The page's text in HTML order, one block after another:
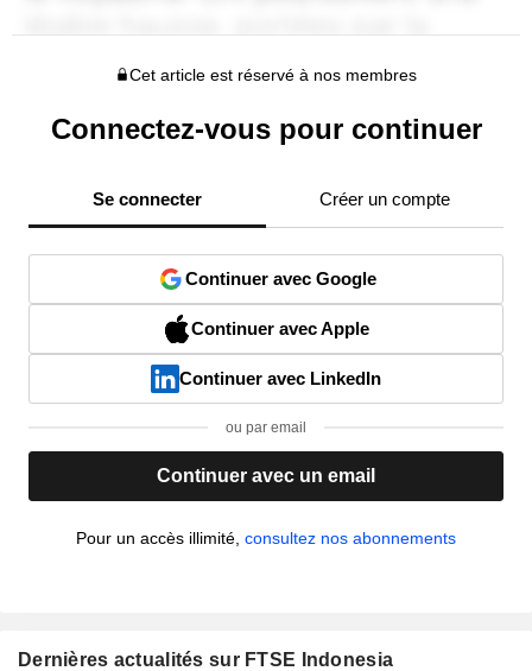
Cet article est réservé à nos membres
Connectez-vous pour continuer
Se connecter Créer un compte
Continuer avec Google
Continuer avec Apple
Continuer avec LinkedIn
ou par email
Continuer avec un email
Pour un accès illimité, consultez nos abonnements
Dernières actualités sur FTSE Indonesia